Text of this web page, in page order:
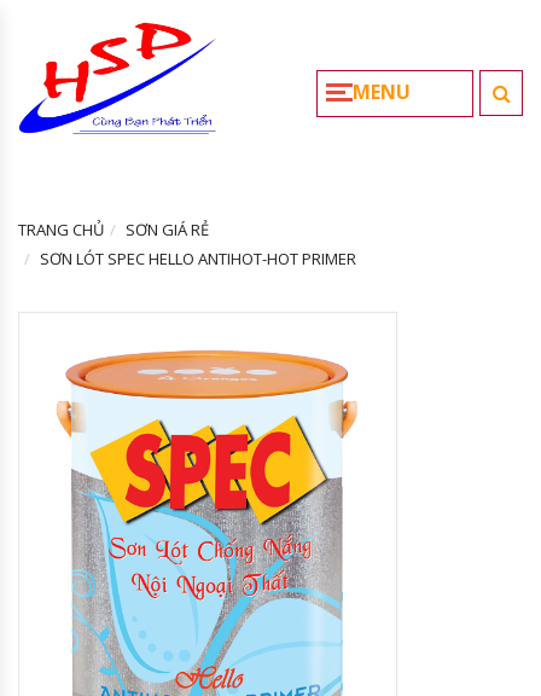
MENU
TRANG CHỦ
SƠN GIÁ RẺ
SƠN LÓT SPEC HELLO ANTIHOT-HOT PRIMER